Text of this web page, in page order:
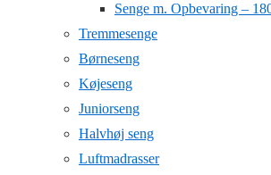
Senge m. Opbevaring –
Tremmesenge
Børneseng
Køjeseng
Juniorseng
Halvhøj seng
Luftmadrasser